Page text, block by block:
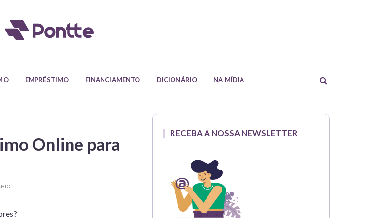
EMPRÉSTIMO FINANCIAMENTO DICIONÁRIO NA MÍDIA
Online para
RECEBA A NOSSA NEWSLETTER